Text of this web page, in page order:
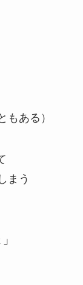
ある）
まう